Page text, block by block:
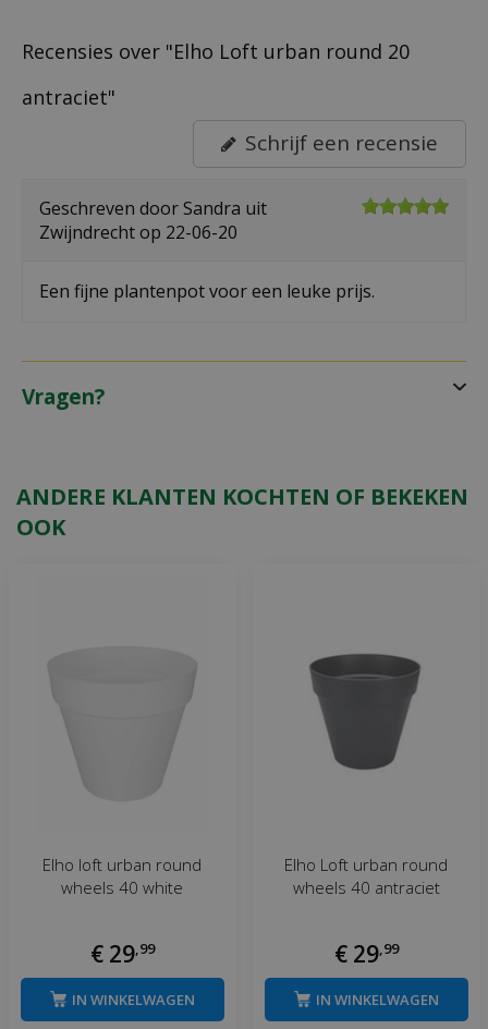
Recensies over "Elho Loft urban round 20
antraciet"
Schrijf een recensie
Geschreven doorSandra uit
Zwijndrecht op 22-06-20
Een fijne plantenpot voor een leuke prijs.
Vragen?
ANDERE KLANTEN KOCHTEN OF BEKEKEN
OOK
Elho loft urban round
wheels 40 white
€ 29, 99
IN WINKELWAGEN
Elho Loft urban round
wheels 40 antraciet
€ 29, 99
IN WINKELWAGEN